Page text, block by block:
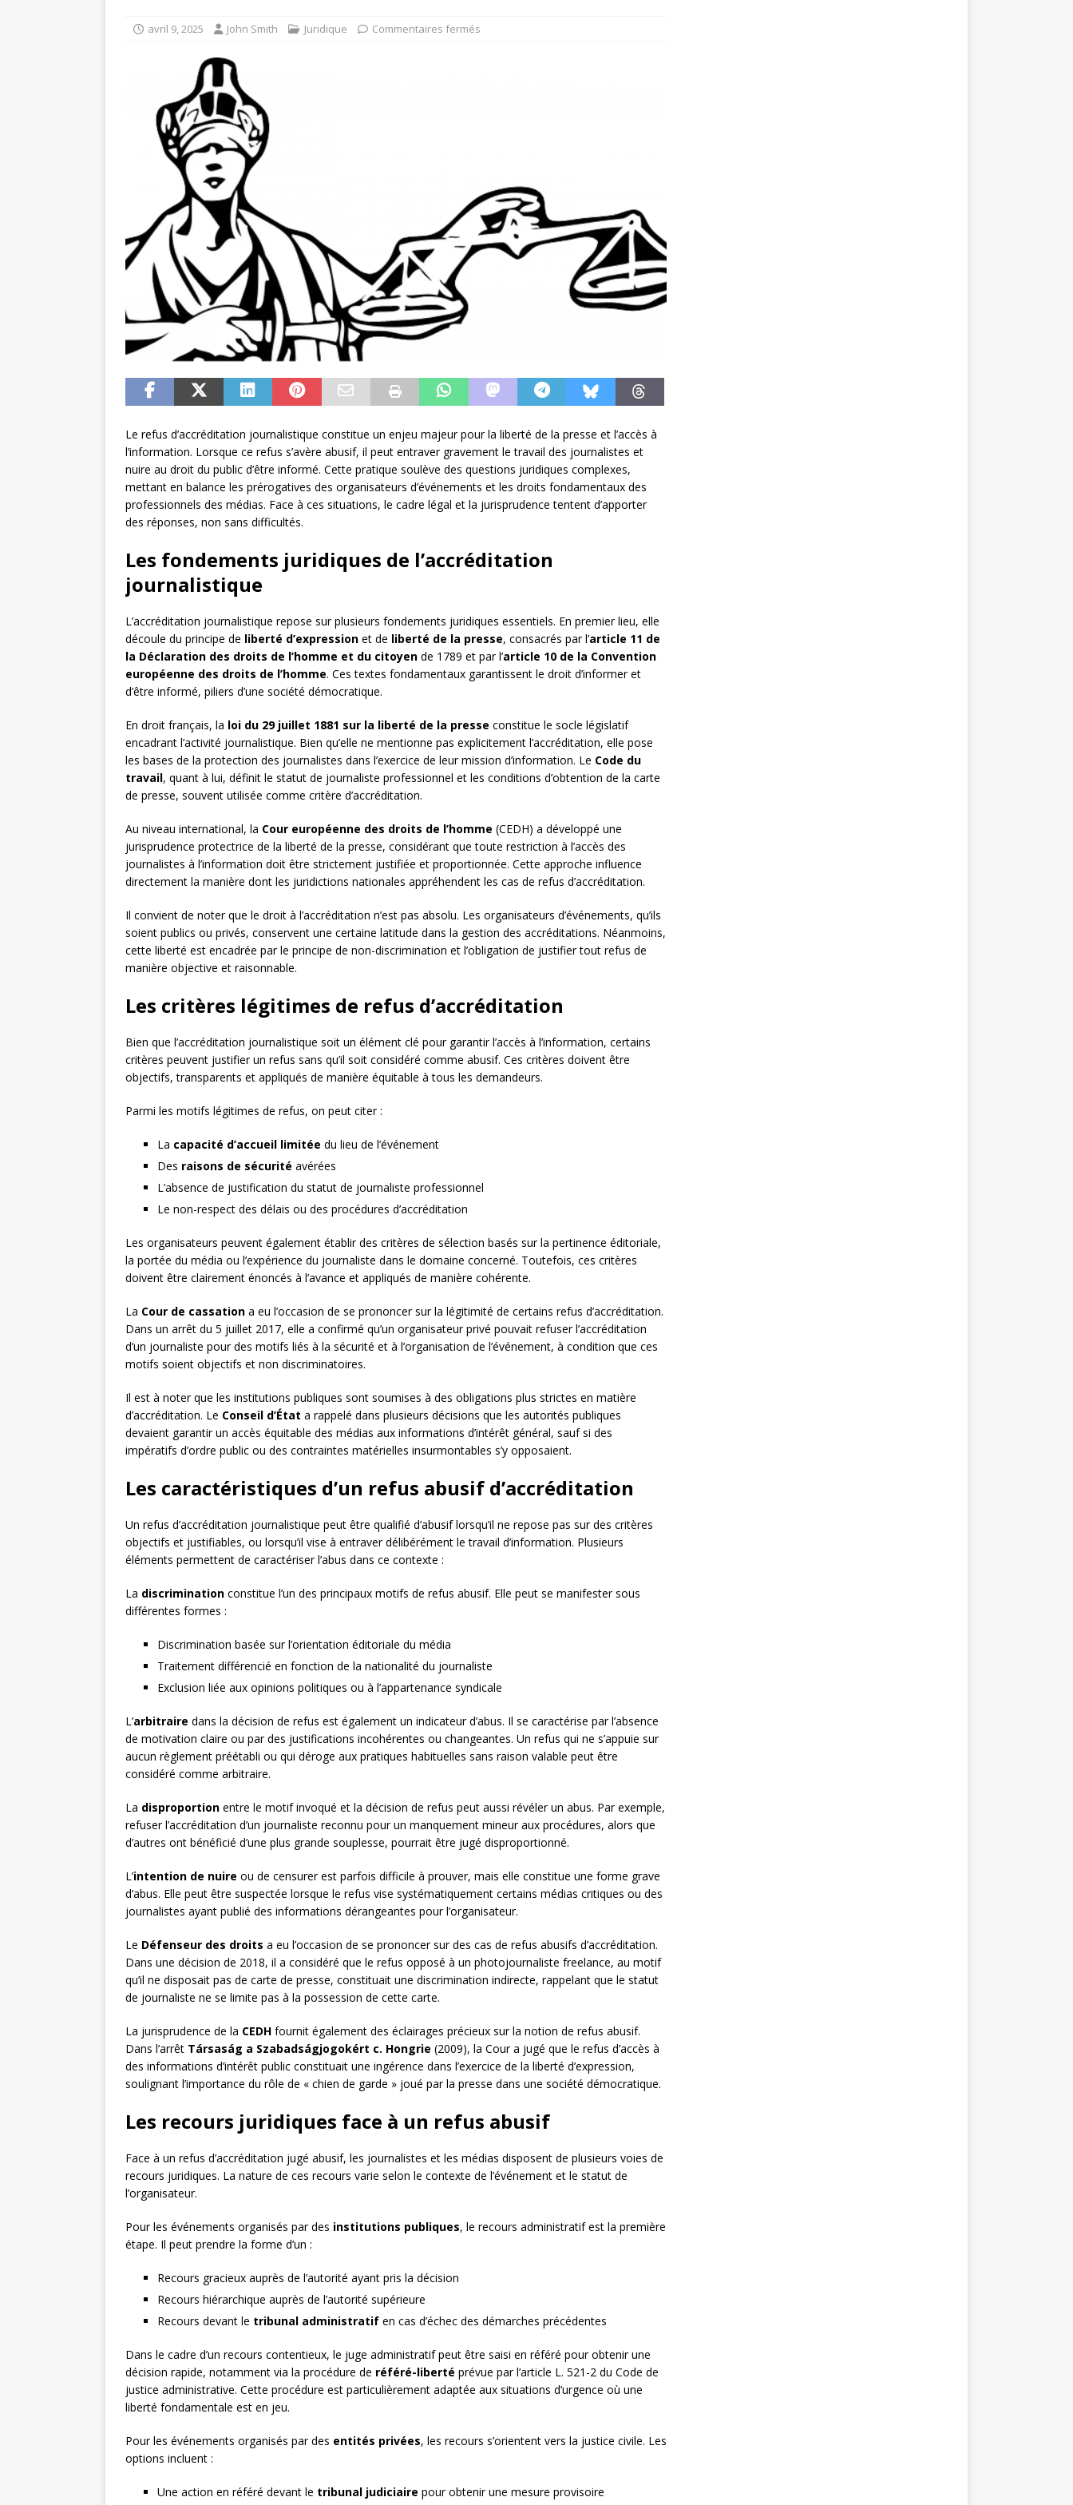
avril 9, 2025 John Smith Juridique Commentaires fermés
Le refus d’accréditation journalistique constitue un enjeu majeur pour la liberté de la presse et l’accès à
l’information. Lorsque ce refus s’avère abusif, il peut entraver gravement le travail des journalistes et
nuire au droit du public d’être informé. Cette pratique soulève des questions juridiques complexes,
mettant en balance les prérogatives des organisateurs d’événements et les droits fondamentaux des
professionnels des médias. Face à ces situations, le cadre légal et la jurisprudence tentent d’apporter
des réponses, non sans difficultés.
Les fondements juridiques de l’accréditation
journalistique
L’accréditation journalistique repose sur plusieurs fondements juridiques essentiels. En premier lieu, elle
découle du principe de liberté d’expression et de liberté de la presse, consacrés par l’article 11 de
la Déclaration des droits de l’homme et du citoyen de 1789 et par l’article 10 de la Convention
européenne des droits de l’homme. Ces textes fondamentaux garantissent le droit d’informer et
d’être informé, piliers d’une société démocratique.
En droit français, la loi du 29 juillet 1881 sur la liberté de la presse constitue le socle législatif
encadrant l’activité journalistique. Bien qu’elle ne mentionne pas explicitement l’accréditation, elle pose
les bases de la protection des journalistes dans l’exercice de leur mission d’information. Le Code du
travail, quant à lui, définit le statut de journaliste professionnel et les conditions d’obtention de la carte
de presse, souvent utilisée comme critère d’accréditation.
Au niveau international, la Cour européenne des droits de l’homme (CEDH) a développé une
jurisprudence protectrice de la liberté de la presse, considérant que toute restriction à l’accès des
journalistes à l’information doit être strictement justifiée et proportionnée. Cette approche influence
directement la manière dont les juridictions nationales appréhendent les cas de refus d’accréditation.
Il convient de noter que le droit à l’accréditation n’est pas absolu. Les organisateurs d’événements, qu’ils
soient publics ou privés, conservent une certaine latitude dans la gestion des accréditations. Néanmoins,
cette liberté est encadrée par le principe de non-discrimination et l’obligation de justifier tout refus de
manière objective et raisonnable.
Les critères légitimes de refus d’accréditation
Bien que l’accréditation journalistique soit un élément clé pour garantir l’accès à l’information, certains
critères peuvent justifier un refus sans qu’il soit considéré comme abusif. Ces critères doivent être
objectifs, transparents et appliqués de manière équitable à tous les demandeurs.
Parmi les motifs légitimes de refus, on peut citer :
La capacité d’accueil limitée du lieu de l’événement
Des raisons de sécurité avérées
L’absence de justification du statut de journaliste professionnel
Le non-respect des délais ou des procédures d’accréditation
Les organisateurs peuvent également établir des critères de sélection basés sur la pertinence éditoriale,
la portée du média ou l’expérience du journaliste dans le domaine concerné. Toutefois, ces critères
doivent être clairement énoncés à l’avance et appliqués de manière cohérente.
La Cour de cassation a eu l’occasion de se prononcer sur la légitimité de certains refus d’accréditation.
Dans un arrêt du 5 juillet 2017, elle a confirmé qu’un organisateur privé pouvait refuser l’accréditation
d’un journaliste pour des motifs liés à la sécurité et à l’organisation de l’événement, à condition que ces
motifs soient objectifs et non discriminatoires.
Il est à noter que les institutions publiques sont soumises à des obligations plus strictes en matière
d’accréditation. Le Conseil d’État a rappelé dans plusieurs décisions que les autorités publiques
devaient garantir un accès équitable des médias aux informations d’intérêt général, sauf si des
impératifs d’ordre public ou des contraintes matérielles insurmontables s’y opposaient.
Les caractéristiques d’un refus abusif d’accréditation
Un refus d’accréditation journalistique peut être qualifié d’abusif lorsqu’il ne repose pas sur des critères
objectifs et justifiables, ou lorsqu’il vise à entraver délibérément le travail d’information. Plusieurs
éléments permettent de caractériser l’abus dans ce contexte :
La discrimination constitue l’un des principaux motifs de refus abusif. Elle peut se manifester sous
différentes formes :
Discrimination basée sur l’orientation éditoriale du média
Traitement différencié en fonction de la nationalité du journaliste
Exclusion liée aux opinions politiques ou à l’appartenance syndicale
L’arbitraire dans la décision de refus est également un indicateur d’abus. Il se caractérise par l’absence
de motivation claire ou par des justifications incohérentes ou changeantes. Un refus qui ne s’appuie sur
aucun règlement préétabli ou qui déroge aux pratiques habituelles sans raison valable peut être
considéré comme arbitraire.
La disproportion entre le motif invoqué et la décision de refus peut aussi révéler un abus. Par exemple,
refuser l’accréditation d’un journaliste reconnu pour un manquement mineur aux procédures, alors que
d’autres ont bénéficié d’une plus grande souplesse, pourrait être jugé disproportionné.
L’intention de nuire ou de censurer est parfois difficile à prouver, mais elle constitue une forme grave
d’abus. Elle peut être suspectée lorsque le refus vise systématiquement certains médias critiques ou des
journalistes ayant publié des informations dérangeantes pour l’organisateur.
Le Défenseur des droits a eu l’occasion de se prononcer sur des cas de refus abusifs d’accréditation.
Dans une décision de 2018, il a considéré que le refus opposé à un photojournaliste freelance, au motif
qu’il ne disposait pas de carte de presse, constituait une discrimination indirecte, rappelant que le statut
de journaliste ne se limite pas à la possession de cette carte.
La jurisprudence de la CEDH fournit également des éclairages précieux sur la notion de refus abusif.
Dans l’arrêt Társaság a Szabadságjogokért c. Hongrie (2009), la Cour a jugé que le refus d’accès à
des informations d’intérêt public constituait une ingérence dans l’exercice de la liberté d’expression,
soulignant l’importance du rôle de « chien de garde » joué par la presse dans une société démocratique.
Les recours juridiques face à un refus abusif
Face à un refus d’accréditation jugé abusif, les journalistes et les médias disposent de plusieurs voies de
recours juridiques. La nature de ces recours varie selon le contexte de l’événement et le statut de
l’organisateur.
Pour les événements organisés par des institutions publiques, le recours administratif est la première
étape. Il peut prendre la forme d’un :
Recours gracieux auprès de l’autorité ayant pris la décision
Recours hiérarchique auprès de l’autorité supérieure
Recours devant le tribunal administratif en cas d’échec des démarches précédentes
Dans le cadre d’un recours contentieux, le juge administratif peut être saisi en référé pour obtenir une
décision rapide, notamment via la procédure de référé-liberté prévue par l’article L. 521-2 du Code de
justice administrative. Cette procédure est particulièrement adaptée aux situations d’urgence où une
liberté fondamentale est en jeu.
Pour les événements organisés par des entités privées, les recours s’orientent vers la justice civile. Les
options incluent :
Une action en référé devant le tribunal judiciaire pour obtenir une mesure provisoire